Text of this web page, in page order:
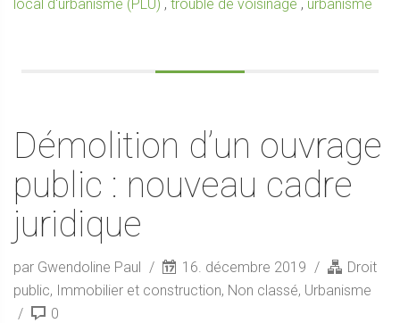
local d'urbanisme (PLU) , trouble de voisinage , urbanisme
Démolition d’un ouvrage
public : nouveau cadre
juridique
par Gwendoline Paul 16. décembre 2019
Droit
public, Immobilier et construction, Non classé, Urbanisme
0